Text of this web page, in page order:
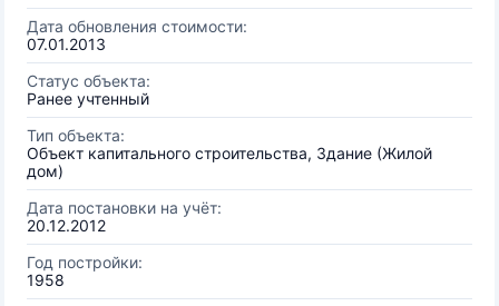
Дата обновления стоимости:
07.01.2013
Статус объекта:
Ранее учтенный
Тип объекта:
Объект капитального строительства, Здание (Жилой
дом)
Дата постановки на учёт:
20.12.2012
Год постройки:
1958